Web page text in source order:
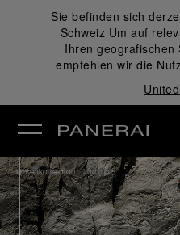
Sie befinden sich
Schweiz Um auf
Ihren geografischen
empfehlen wir die
Uhrenkollektion /Luminor